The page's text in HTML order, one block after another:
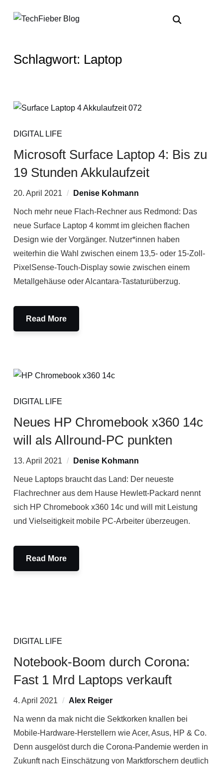
Schlagwort: Laptop
DIGITAL LIFE
Microsoft Surface Laptop 4: Bis zu
19 Stunden Akkulaufzeit
20. April 2021 Denise Kohmann
Noch mehr neue Flach-Rechner aus Redmond: Das
neue Surface Laptop 4 kommt im gleichen flachen
Design wie der Vorgänger. Nutzer*innen haben
weiterhin die Wahl zwischen einem 13,5- oder 15-Zoll-
PixelSense-Touch-Display sowie zwischen einem
Metallgehäuse oder Alcantara-Tastaturüberzug.
Read More
DIGITAL LIFE
Neues HP Chromebook x360 14c
will als Allround-PC punkten
13. April 2021 Denise Kohmann
Neue Laptops braucht das Land: Der neueste
Flachrechner aus dem Hause Hewlett-Packard nennt
sich HP Chromebook x360 14c und will mit Leistung
und Vielseitigkeit mobile PC-Arbeiter überzeugen.
Read More
DIGITAL LIFE
Notebook-Boom durch Corona:
Fast 1 Mrd Laptops verkauft
4. April 2021 Alex Reiger
Na wenn da mak nicht die Sektkorken knallen bei
Mobile-Hardware-Herstellern wie Acer, Asus, HP & Co.
Denn ausgelöst durch die Corona-Pandemie werden in
Zukunft nach Einschätzung von Marktforschern deutlich